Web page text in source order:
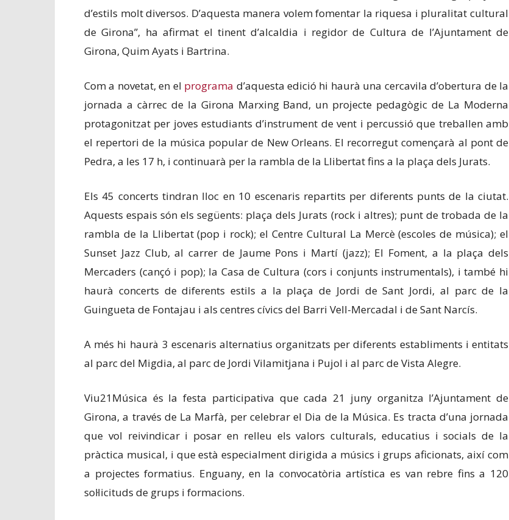
d’estils molt diversos. D’aquesta manera volem fomentar la riquesa i pluralitat cultural
de Girona”, ha afirmat el tinent d’alcaldia i regidor de Cultura de l’Ajuntament de
Girona, Quim Ayats i Bartrina.
Com a novetat, en el programa d’aquesta edició hi haurà una cercavila d’obertura de la
jornada a càrrec de la Girona Marxing Band, un projecte pedagògic de La Moderna
protagonitzat per joves estudiants d’instrument de vent i percussió que treballen amb
el repertori de la música popular de New Orleans. El recorregut començarà al pont de
Pedra, a les 17 h, i continuarà per la rambla de la Llibertat fins a la plaça dels Jurats.
Els 45 concerts tindran lloc en 10 escenaris repartits per diferents punts de la ciutat.
Aquests espais són els següents: plaça dels Jurats (rock i altres); punt de trobada de la
rambla de la Llibertat (pop i rock); el Centre Cultural La Mercè (escoles de música); el
Sunset Jazz Club, al carrer de Jaume Pons i Martí (jazz); El Foment, a la plaça dels
Mercaders (cançó i pop); la Casa de Cultura (cors i conjunts instrumentals), i també hi
haurà concerts de diferents estils a la plaça de Jordi de Sant Jordi, al parc de la
Guingueta de Fontajau i als centres cívics del Barri Vell-Mercadal i de Sant Narcís.
A més hi haurà 3 escenaris alternatius organitzats per diferents establiments i entitats
al parc del Migdia, al parc de Jordi Vilamitjana i Pujol i al parc de Vista Alegre.
Viu21Música és la festa participativa que cada 21 juny organitza l’Ajuntament de
Girona, a través de La Marfà, per celebrar el Dia de la Música. Es tracta d’una jornada
que vol reivindicar i posar en relleu els valors culturals, educatius i socials de la
pràctica musical, i que està especialment dirigida a músics i grups aficionats, així com
a projectes formatius. Enguany, en la convocatòria artística es van rebre fins a 120
sol·licituds de grups i formacions.